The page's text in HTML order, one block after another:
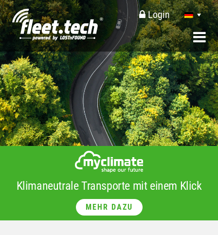
Login
Klimaneutrale Transporte mit einem Klick
MEHR DAZU